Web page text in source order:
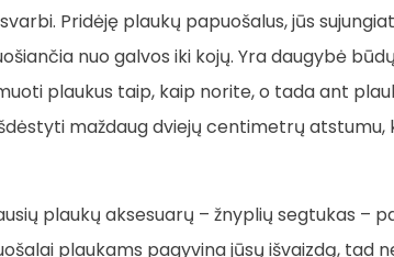
Pridėję plaukų papuošalus, jūs
nuo galvos iki kojų. Yra daugybė
plaukus taip, kaip norite, o tada ant
maždaug dviejų centimetrų atstumu,
plaukų aksesuarų – žnyplių segtukas –
plaukams pagyvina jūsų išvaizdą, tad